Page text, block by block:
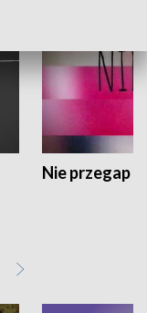
Nie przegap